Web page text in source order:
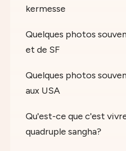
kermesse
Quelques photos
et de SF
Quelques photos
aux USA
Qu'est-ce que c'est
quadruple sangha?